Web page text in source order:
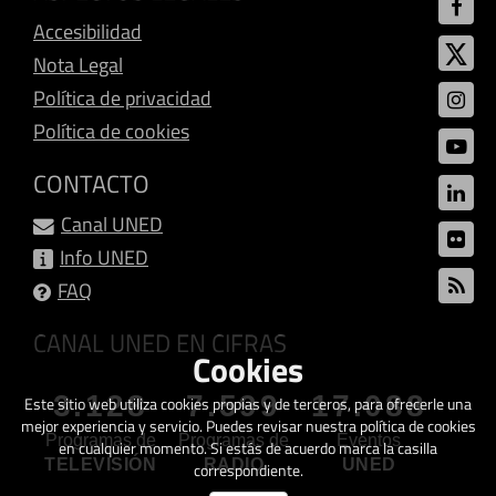
Accesibilidad
Nota Legal
Política de privacidad
Política de cookies
CONTACTO
Canal UNED
Info UNED
FAQ
CANAL UNED EN CIFRAS
3.128
Programas de
TELEVISIÓN
7.599
Programas de
RADIO
17.088
Eventos
UNED
Cookies
Este sitio web utiliza cookies propias y de terceros, para ofrecerle una
mejor experiencia y servicio. Puedes revisar nuestra política de cookies
en cualquier momento. Si estás de acuerdo marca la casilla
correspondiente.